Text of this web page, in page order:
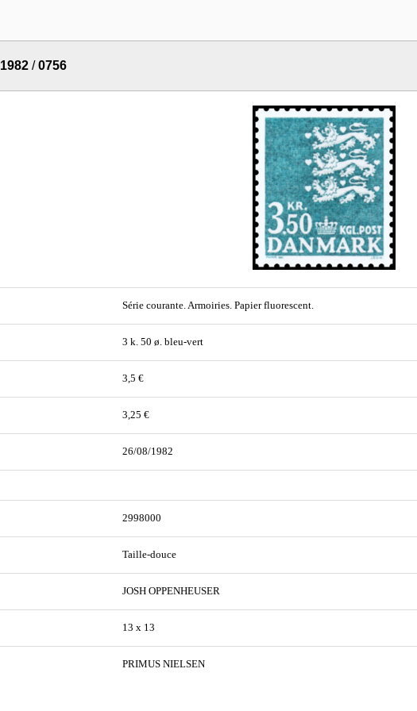
1982 /0756
Série courante. Armoiries. Papier fluorescent.
3 k. 50 ø. bleu-vert
3,5 €
3,25 €
26/08/1982
2998000
Taille-douce
JOSH OPPENHEUSER
13 x 13
PRIMUS NIELSEN